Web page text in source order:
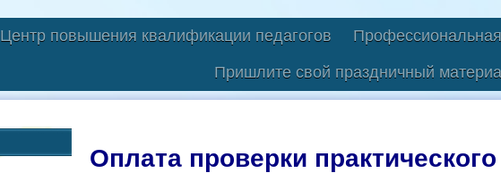
Центр повышения квалификации педагогов Профессиональная
Пришлите свой праздничный
Оплата проверки